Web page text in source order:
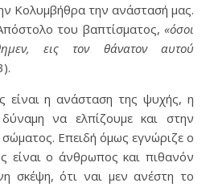
Κολυμβήθρα την ανάστασή μας.
του βαπτίσματος, «όσοι
εις τον θάνατον αυτού
η ανάσταση της ψυχής, η
να ελπίζουμε και στην
Επειδή όμως εγνώριζε ο
είναι ο άνθρωπος και πιθανόν
σκέψη, ότι ναι μεν ανέστη το